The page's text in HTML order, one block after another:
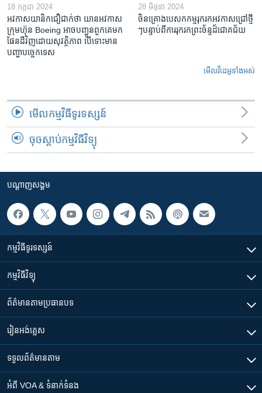
18 កក្កដា 2024
អវកាសយានិក​ជឿ​ជាក់​ថា យានអវកាស
ក្រុមហ៊ុន Boeing អាច​បញ្ជូន​ពួកគេ​មក​
ផែនដី​វិញ​ដោយ​សុវត្ថិភាព បើទោះមាន​
បញ្ហាបច្ចេកទេស
28 មិថុនា 2024
ចិន​គ្រោង​បេសកកម្ម​រុករក​អវកាស​ជ្រៅ​ថ្មី​
ៗ​បន្ទាប់​ពី​ការរុករក​ព្រះច័ន្ទ​ដ៏​ជោគជ័យ
មើល​វីដេអូ​ទាំង​អស់
មើល​កម្មវិធី​ទូរទស្សន៍
ចុចស្តាប់កម្មវិធីវិទ្យុ
បណ្តាញ​សង្គម
កម្មវិធី​ទូរទស្សន៍
កម្មវិធី​វិទ្យុ
ព័ត៌មាន​តាមប្រធានបទ​
រៀន​​អង់គ្លេស
ទទួល​ព័ត៌មាន​តាម
អំពី​ VOA & ទំនាក់ទំនង